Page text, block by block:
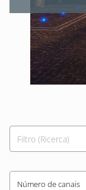
Número de canais